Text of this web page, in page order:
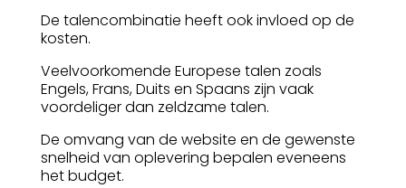
De talencombinatie heeft ook invloed op de
kosten.
Veelvoorkomende Europese talen zoals
Engels, Frans, Duits en Spaans zijn vaak
voordeliger dan zeldzame talen.
De omvang van de website en de gewenste
snelheid van oplevering bepalen eveneens
het budget.